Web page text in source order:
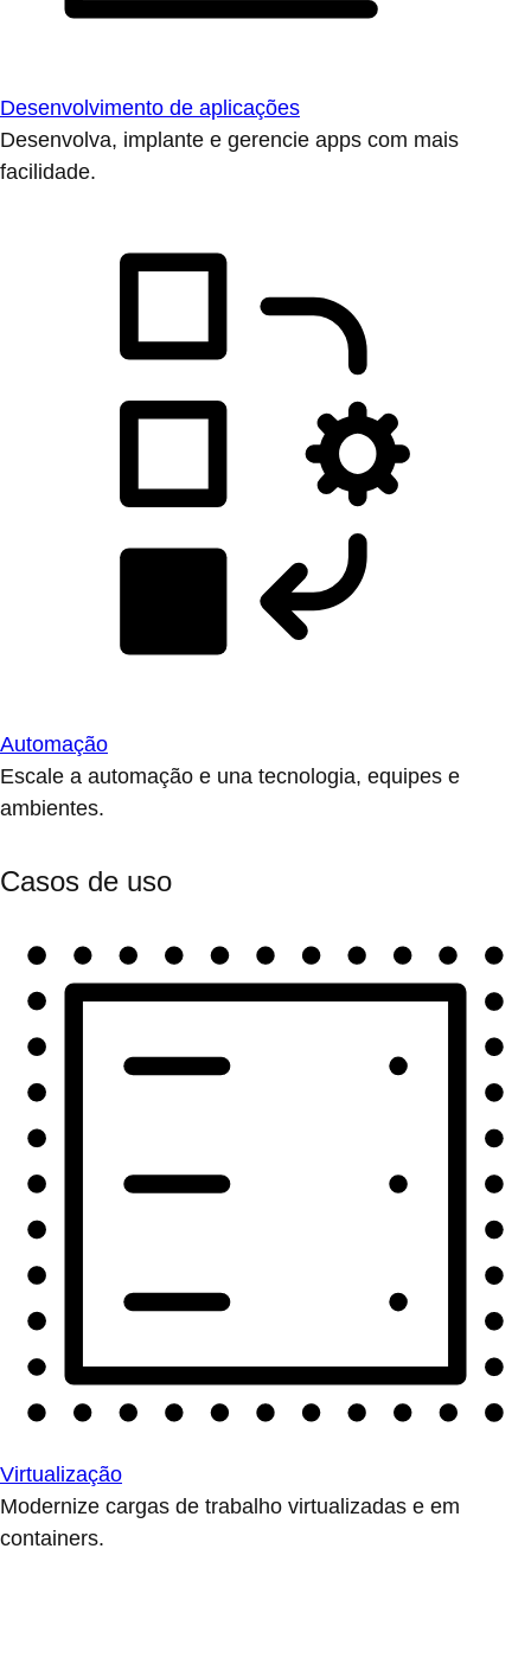
Desenvolvimento de aplicações
Desenvolva, implante e gerencie apps com mais
facilidade.
Automação
Escale a automação e una tecnologia, equipes e
ambientes.
Casos de uso
Virtualização
Modernize cargas de trabalho virtualizadas e em
containers.